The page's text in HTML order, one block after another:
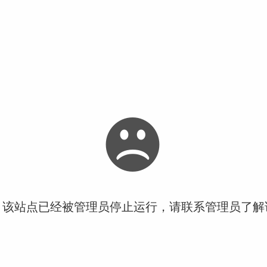
站点已经被管理员停止运行，请联系管理员了